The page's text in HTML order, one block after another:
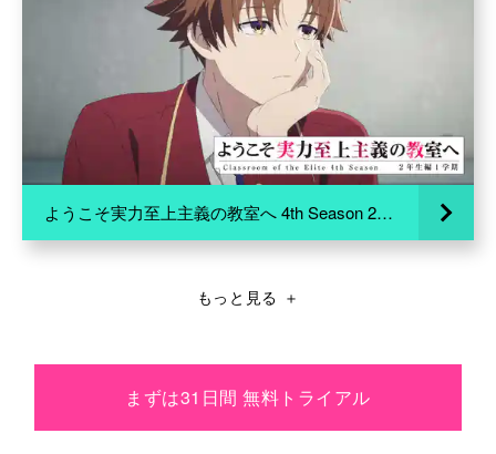
ようこそ実力至上主義の教室へ 4th Season 2年生編1学期
もっと見る ＋
まずは31日間 無料トライアル